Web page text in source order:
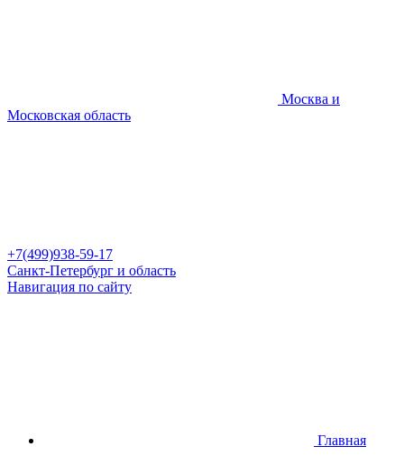
Москва и
Московская область
+7(499)938-59-17
Санкт-Петербург и область
Навигация по сайту
Главная